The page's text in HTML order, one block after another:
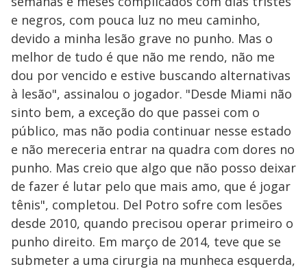
e negros, com pouca luz no meu caminho,
devido a minha lesão grave no punho. Mas o
melhor de tudo é que não me rendo, não me
dou por vencido e estive buscando alternativas
à lesão", assinalou o jogador. "Desde Miami não
sinto bem, a exceção do que passei com o
público, mas não podia continuar nesse estado
e não mereceria entrar na quadra com dores no
punho. Mas creio que algo que não posso deixar
de fazer é lutar pelo que mais amo, que é jogar
tênis", completou. Del Potro sofre com lesões
desde 2010, quando precisou operar primeiro o
punho direito. Em março de 2014, teve que se
submeter a uma cirurgia na munheca esquerda,